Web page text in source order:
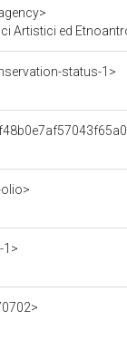
Artistici ed
status-1>